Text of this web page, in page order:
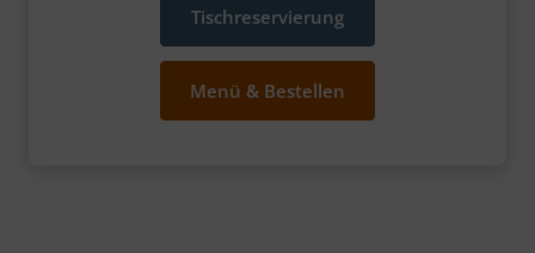
Tischreservierung
Menü & Bestellen